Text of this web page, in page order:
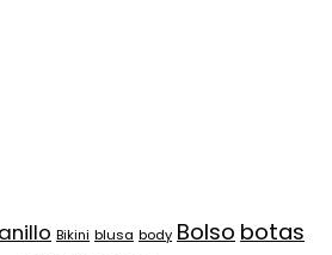
anillo Bikini blusa body Bolso botas